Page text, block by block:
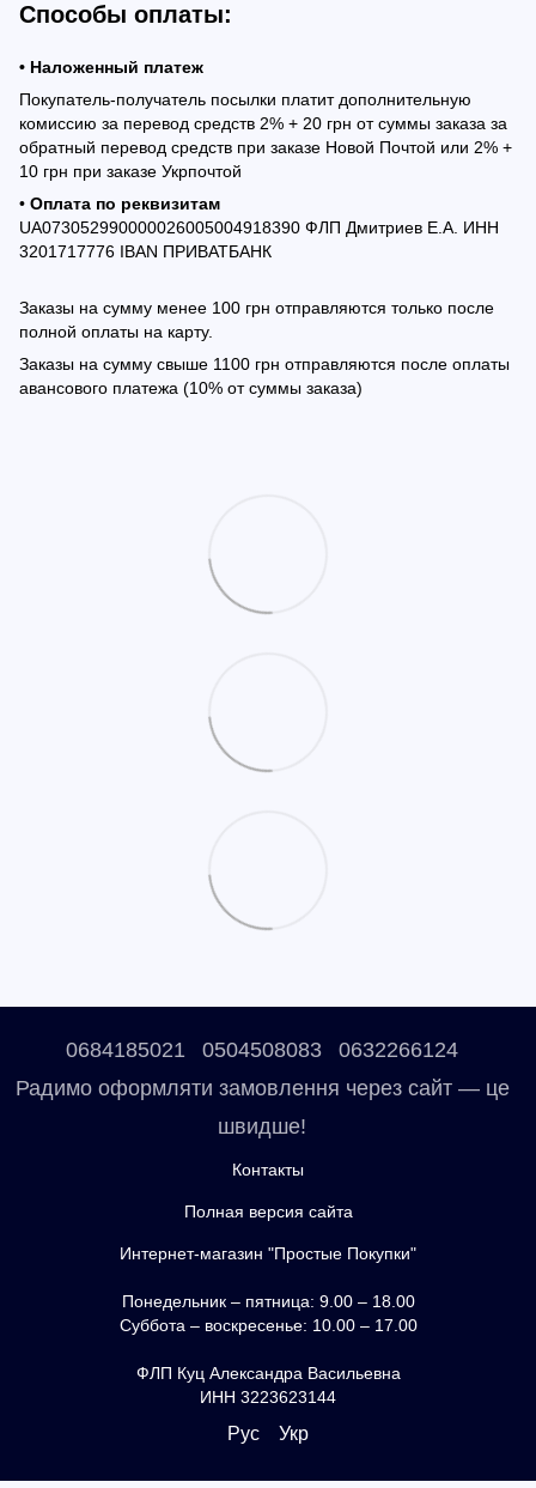
Способы оплаты:
• Наложенный платеж
Покупатель-получатель посылки платит дополнительную
комиссию за перевод средств 2% + 20 грн от суммы заказа за
обратный перевод средств при заказе Новой Почтой или 2% +
10 грн при заказе Укрпочтой
• Оплата по реквизитам
UA073052990000026005004918390 ФЛП Дмитриев Е.А. ИНН
3201717776 IBAN ПРИВАТБАНК
Заказы на сумму менее 100 грн отправляются только после
полной оплаты на карту.
Заказы на сумму свыше 1100 грн отправляются после оплаты
авансового платежа (10% от суммы заказа)
0684185021 0504508083
0632266124
Радимо оформляти замовлення через сайт — це
швидше!
Контакты
Полная версия сайта
Интернет-магазин "Простые Покупки"
Понедельник – пятница: 9.00 – 18.00
Суббота – воскресенье: 10.00 – 17.00
ФЛП Куц Александра Васильевна
ИНН 3223623144
Рус Укр